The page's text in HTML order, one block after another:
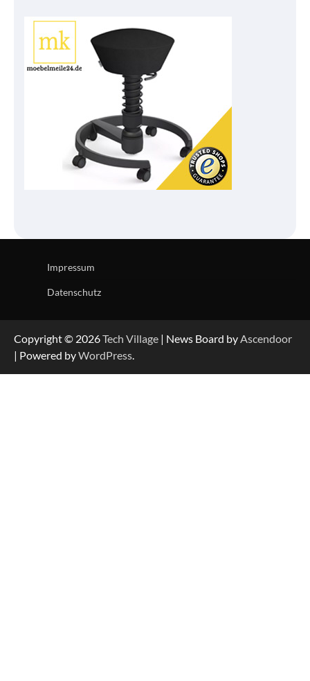
Impressum
Datenschutz
Copyright © 2026Tech Village | News Board byAscendoor
| Powered byWordPress.